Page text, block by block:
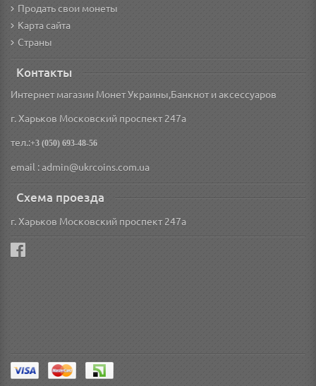
Продать свои монеты
Карта сайта
Страны
Контакты
Интернет магазин Монет Украины,Банкнот и аксессуаров
г. Харьков Московский проспект 247а
тел.:+3 (050) 693-48-56
email : admin@ukrcoins.com.ua
Схема проезда
г. Харьков Московский проспект 247а